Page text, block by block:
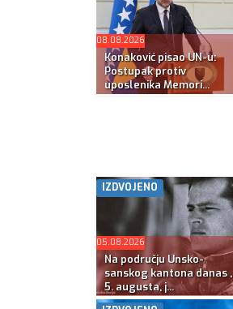
08.08.2026
Konaković pisao UN-u:
Postupak protiv
uposlenika Memori...
IZDVOJENO
05.08.2026
Na području Unsko-
sanskog kantona danas ,
5. augusta, j...